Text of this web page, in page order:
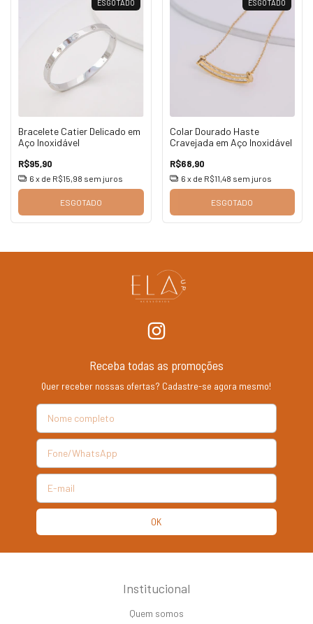
ESGOTADO
Bracelete Catier Delicado em
Aço Inoxidável
R$95,90
6 x de R$15,98 sem juros
ESGOTADO
ESGOTADO
Colar Dourado Haste
Cravejada em Aço Inoxidável
R$68,90
6 x de R$11,48 sem juros
ESGOTADO
Receba todas as promoções
Quer receber nossas ofertas? Cadastre-se agora mesmo!
Institucional
Quem somos